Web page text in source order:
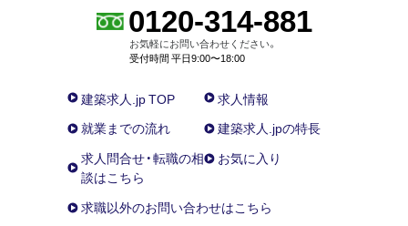
0120-314-881
お気軽にお問い合わせください。
受付時間 平日9:00〜18:00
建築求人.jp TOP
求人情報
就業までの流れ
建築求人.jpの特長
求人問合せ・転職の相
談はこちら
お気に入り
求職以外のお問い合わせはこちら